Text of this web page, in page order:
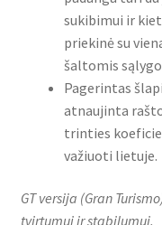
sukibimui ir
priekinė su
šaltomis
Pagerintas
atnaujinta
trinties
važiuoti lietuje.
GT versija (Gran
tvirtumui ir stabilumui.